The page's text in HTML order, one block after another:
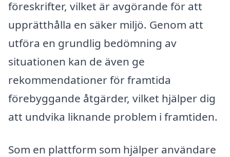
föreskrifter, vilket är avgörande för att
upprätthålla en säker miljö. Genom att
utföra en grundlig bedömning av
situationen kan de även ge
rekommendationer för framtida
förebyggande åtgärder, vilket hjälper dig
att undvika liknande problem i framtiden.
Som en plattform som hjälper användare